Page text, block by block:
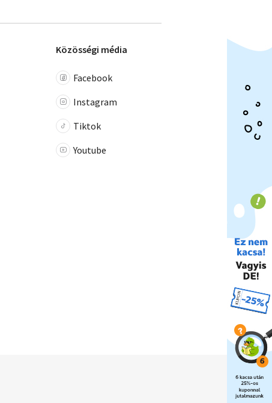
Közösségi média
Facebook
Instagram
Tiktok
Youtube